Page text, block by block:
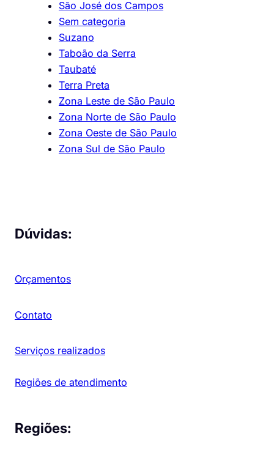
São José dos Campos
Sem categoria
Suzano
Taboão da Serra
Taubaté
Terra Preta
Zona Leste de São Paulo
Zona Norte de São Paulo
Zona Oeste de São Paulo
Zona Sul de São Paulo
Dúvidas:
Orçamentos
Contato
Serviços realizados
Regiões de atendimento
Regiões: